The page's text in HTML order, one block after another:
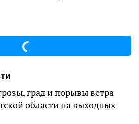
град и порывы ветра
области на выходных